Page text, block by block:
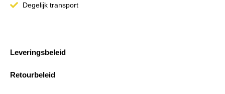
Degelijk transport
Leveringsbeleid
Retourbeleid